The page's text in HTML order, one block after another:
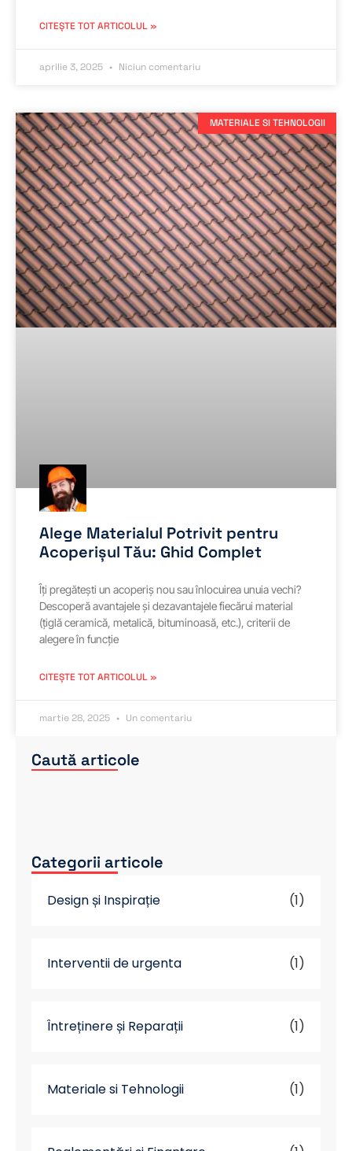
CITEȘTE TOT ARTICOLUL »
aprilie 3, 2025 Niciun comentariu
MATERIALE SI TEHNOLOGII
Alege Materialul Potrivit pentru
Acoperișul Tău: Ghid Complet
Îți pregătești un acoperiș nou sau înlocuirea unuia vechi?
Descoperă avantajele și dezavantajele fiecărui material
(țiglă ceramică, metalică, bituminoasă, etc.), criterii de
alegere în funcție
CITEȘTE TOT ARTICOLUL »
martie 28, 2025 Un comentariu
Caută articole
Categorii articole
Design și Inspirație (1)
Interventii de urgenta (1)
Întreținere și Reparații (1)
Materiale si Tehnologii (1)